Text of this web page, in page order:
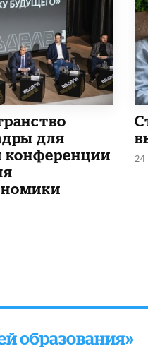
для
конференции
образования»